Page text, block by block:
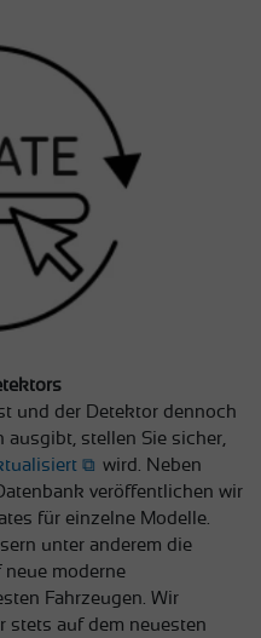
und der Detektor dennoch
stellen Sie sicher,
wird. Neben
veröffentlichen wir
für einzelne Modelle.
unter anderem die
moderne
Fahrzeugen. Wir
stets auf dem neuesten